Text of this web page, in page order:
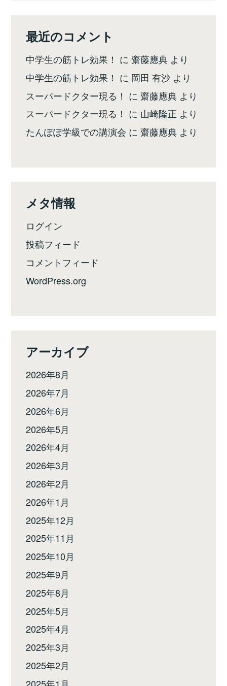
最近のコメント
中学生の筋トレ効果！ に齋藤應典 より
中学生の筋トレ効果！ に 岡田 有沙 より
スーパードクター現る！ に齋藤應典 より
スーパードクター現る！ に 山崎隆正 より
たんぽぽ学級での講演会 に齋藤應典 より
メタ情報
ログイン
投稿フィード
コメントフィード
WordPress.org
アーカイブ
2026年8月
2026年7月
2026年6月
2026年5月
2026年4月
2026年3月
2026年2月
2026年1月
2025年12月
2025年11月
2025年10月
2025年9月
2025年8月
2025年5月
2025年4月
2025年3月
2025年2月
2025年1月